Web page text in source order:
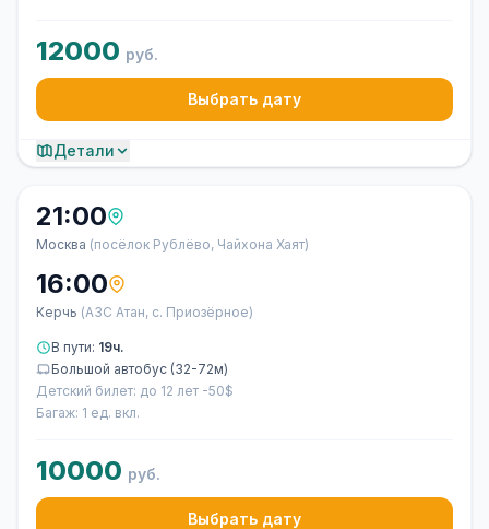
12000 руб.
Выбрать дату
Детали
21:00
Москва (посёлок Рублёво, Чайхона Хаят)
16:00
Керчь (АЗС Атан, с. Приозёрное)
В пути: 19ч.
Большой автобус (32-72м)
Детский билет: до 12 лет -50$
Багаж: 1 ед. вкл.
10000 руб.
Выбрать дату